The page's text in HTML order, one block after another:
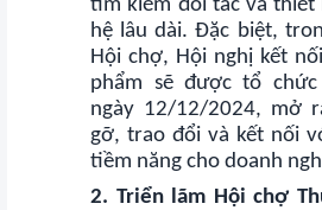
tìm kiếm đối tác và thiết
hệ lâu dài. Đặc biệt,
Hội chợ, Hội nghị kết
phẩm sẽ được tổ
ngày 12/12/2024, mở
gỡ, trao đổi và kết nối
tiềm năng cho doanh
2. Triển lãm Hội chợ